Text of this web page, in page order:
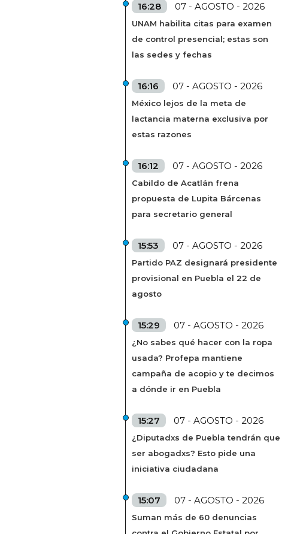
16:28 07 - AGOSTO - 2026
UNAM habilita citas para examen
de control presencial; estas son
las sedes y fechas
16:16 07 - AGOSTO - 2026
México lejos de la meta de
lactancia materna exclusiva por
estas razones
16:12 07 - AGOSTO - 2026
Cabildo de Acatlán frena
propuesta de Lupita Bárcenas
para secretario general
15:53 07 - AGOSTO - 2026
Partido PAZ designará presidente
provisional en Puebla el 22 de
agosto
15:29 07 - AGOSTO - 2026
¿No sabes qué hacer con la ropa
usada? Profepa mantiene
campaña de acopio y te decimos
a dónde ir en Puebla
15:27 07 - AGOSTO - 2026
¿Diputadxs de Puebla tendrán que
ser abogadxs? Esto pide una
iniciativa ciudadana
15:07 07 - AGOSTO - 2026
Suman más de 60 denuncias